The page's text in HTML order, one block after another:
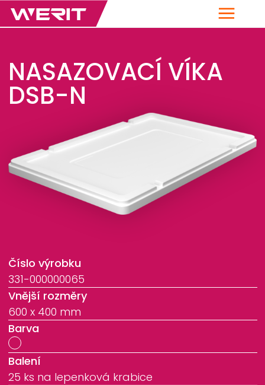
Menu
NASAZOVACÍ VÍKA
DSB-N
Číslo výrobku
331-000000065
Vnější rozměry
600 x 400 mm
Barva
Balení
25 ks na lepenková krabice